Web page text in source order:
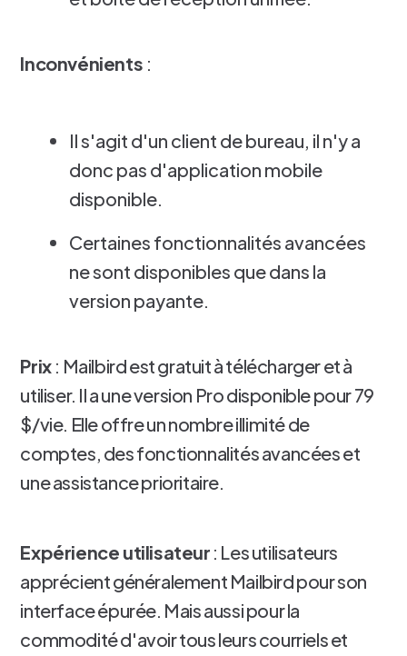
Inconvénients :
Il s'agit d'un client de bureau, il n'y a
donc pas d'application mobile
disponible.
Certaines fonctionnalités avancées
ne sont disponibles que dans la
version payante.
Prix : Mailbird est gratuit à télécharger et à
utiliser. Il a une version Pro disponible pour 79
$/vie. Elle offre un nombre illimité de
comptes, des fonctionnalités avancées et
une assistance prioritaire.
Expérience utilisateur : Les utilisateurs
apprécient généralement Mailbird pour son
interface épurée. Mais aussi pour la
commodité d'avoir tous leurs courriels et